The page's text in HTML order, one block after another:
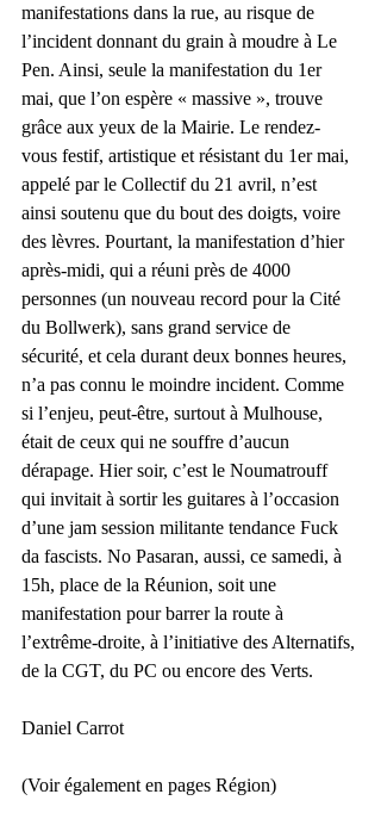
manifestations dans la rue, au risque de
l’incident donnant du grain à moudre à Le
Pen. Ainsi, seule la manifestation du 1er
mai, que l’on espère « massive », trouve
grâce aux yeux de la Mairie. Le rendez-
vous festif, artistique et résistant du 1er mai,
appelé par le Collectif du 21 avril, n’est
ainsi soutenu que du bout des doigts, voire
des lèvres. Pourtant, la manifestation d’hier
après-midi, qui a réuni près de 4000
personnes (un nouveau record pour la Cité
du Bollwerk), sans grand service de
sécurité, et cela durant deux bonnes heures,
n’a pas connu le moindre incident. Comme
si l’enjeu, peut-être, surtout à Mulhouse,
était de ceux qui ne souffre d’aucun
dérapage. Hier soir, c’est le Noumatrouff
qui invitait à sortir les guitares à l’occasion
d’une jam session militante tendance Fuck
da fascists. No Pasaran, aussi, ce samedi, à
15h, place de la Réunion, soit une
manifestation pour barrer la route à
l’extrême-droite, à l’initiative des Alternatifs,
de la CGT, du PC ou encore des Verts.
Daniel Carrot
(Voir également en pages Région)